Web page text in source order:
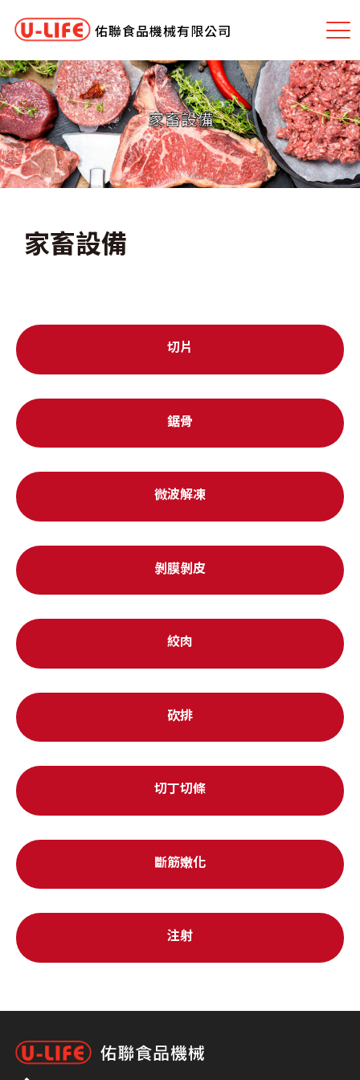
佑聯食品機械有限公司
家畜設備
切片
鋸骨
微波解凍
剝膜剝皮
絞肉
砍排
切丁切條
斷筋嫩化
注射